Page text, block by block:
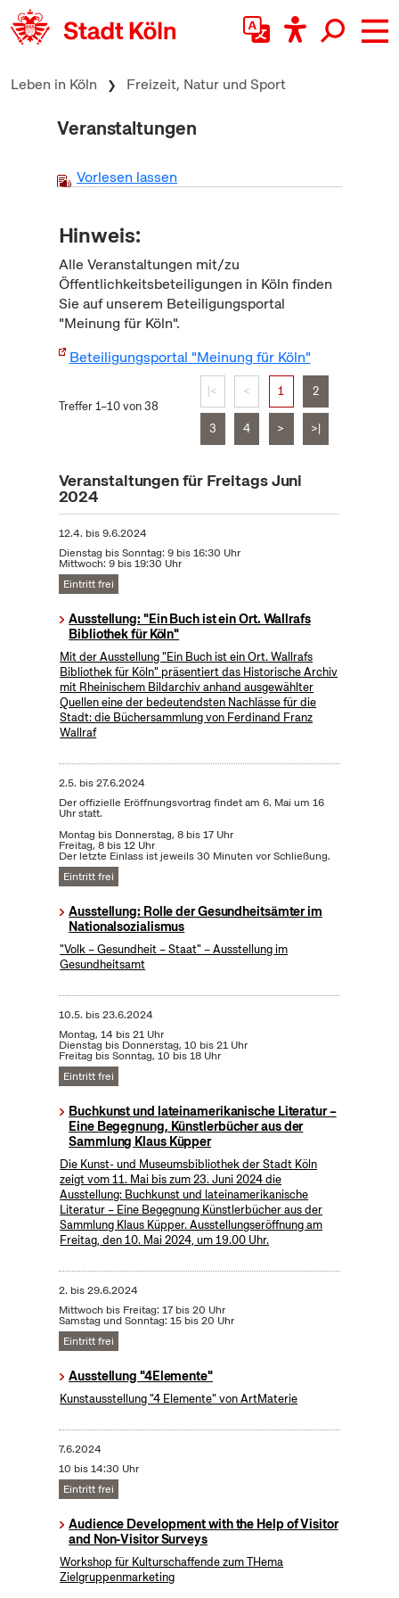
zum Inhalt springen
Leben in Köln Freizeit, Natur und Sport
Veranstaltungen
Vorlesen lassen
Hinweis:
Alle Veranstaltungen mit/zu
Öffentlichkeitsbeteiligungen in Köln finden
Sie auf unserem Beteiligungsportal
"Meinung für Köln".
Beteiligungsportal "Meinung für Köln"
Treffer 1–10 von 38
|< < 1 2
3 4 > >|
Veranstaltungen für Freitags Juni
2024
12.4. bis9.6.2024
Dienstag bis Sonntag: 9 bis 16:30 Uhr
Mittwoch: 9 bis 19:30 Uhr
Eintritt frei
Ausstellung: "Ein Buch ist ein Ort. Wallrafs
Bibliothek für Köln"
Mit der Ausstellung "Ein Buch ist ein Ort. Wallrafs
Bibliothek für Köln" präsentiert das Historische Archiv
mit Rheinischem Bildarchiv anhand ausgewählter
Quellen eine der bedeutendsten Nachlässe für die
Stadt: die Büchersammlung von Ferdinand Franz
Wallraf
2.5. bis27.6.2024
Der offizielle Eröffnungsvortrag findet am 6. Mai um 16
Uhr statt.
Montag bis Donnerstag, 8 bis 17 Uhr
Freitag, 8 bis 12 Uhr
Der letzte Einlass ist jeweils 30 Minuten vor Schließung.
Eintritt frei
Ausstellung: Rolle der Gesundheitsämter im
Nationalsozialismus
"Volk – Gesundheit – Staat" – Ausstellung im
Gesundheitsamt
10.5. bis23.6.2024
Montag, 14 bis 21 Uhr
Dienstag bis Donnerstag, 10 bis 21 Uhr
Freitag bis Sonntag, 10 bis 18 Uhr
Eintritt frei
Buchkunst und lateinamerikanische Literatur –
Eine Begegnung, Künstlerbücher aus der
Sammlung Klaus Küpper
Die Kunst- und Museumsbibliothek der Stadt Köln
zeigt vom 11. Mai bis zum 23. Juni 2024 die
Ausstellung: Buchkunst und lateinamerikanische
Literatur – Eine Begegnung Künstlerbücher aus der
Sammlung Klaus Küpper. Ausstellungseröffnung am
Freitag, den 10. Mai 2024, um 19.00 Uhr.
2. bis29.6.2024
Mittwoch bis Freitag: 17 bis 20 Uhr
Samstag und Sonntag: 15 bis 20 Uhr
Eintritt frei
Ausstellung "4Elemente"
Kunstausstellung "4 Elemente" von ArtMaterie
7.6.2024
10 bis 14:30 Uhr
Eintritt frei
Audience Development with the Help of Visitor
and Non-Visitor Surveys
Workshop für Kulturschaffende zum THema
Zielgruppenmarketing